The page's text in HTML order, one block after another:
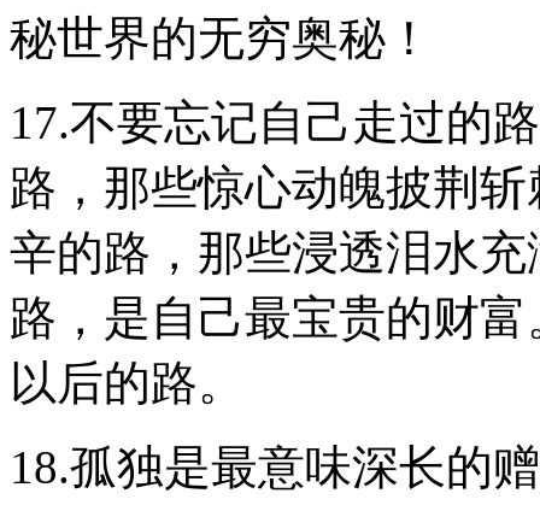
秘世界的无穷奥秘！
17.不要忘记自己走过的
路，那些惊心动魄披荆
辛的路，那些浸透泪水
路，是自己最宝贵的财
以后的路。
18.孤独是最意味深长的